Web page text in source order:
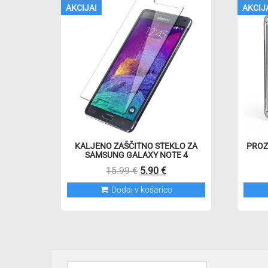
AKCIJA!
KALJENO ZAŠČITNO STEKLO ZA
SAMSUNG GALAXY NOTE 4
15.99€ Izvirna
cena
5.90€Trenutna
cena
Dodaj v košarico